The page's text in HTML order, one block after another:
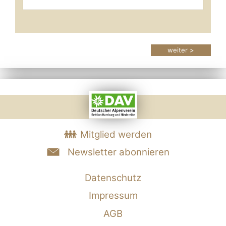
weiter >
Mitglied werden
Newsletter abonnieren
Datenschutz
Impressum
AGB